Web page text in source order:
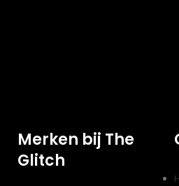
Merken bij The
Glitch